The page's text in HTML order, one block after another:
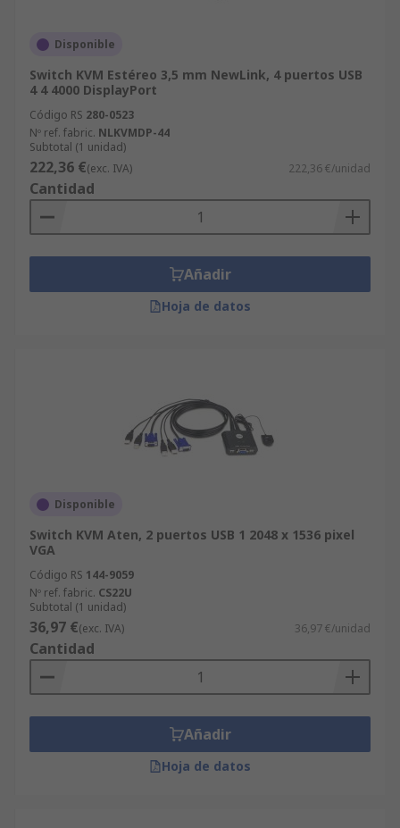
Disponible
Switch KVM Estéreo 3,5 mm NewLink, 4 puertos USB
4 4 4000 DisplayPort
Código RS 280-0523
Nº ref. fabric. NLKVMDP-44
Subtotal (1 unidad)
222,36 €(exc. IVA) 222,36 €/unidad
Cantidad
Añadir
Hoja de datos
Disponible
Switch KVM Aten, 2 puertos USB 1 2048 x 1536 pixel
VGA
Código RS 144-9059
Nº ref. fabric. CS22U
Subtotal (1 unidad)
36,97 €(exc. IVA) 36,97 €/unidad
Cantidad
Añadir
Hoja de datos